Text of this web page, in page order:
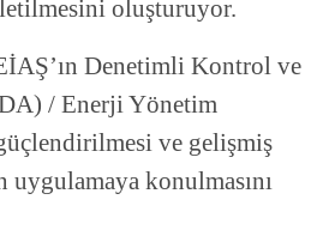
oluşturuyor.
Denetimli Kontrol ve
/ Enerji Yönetim
ve gelişmiş
konulmasını